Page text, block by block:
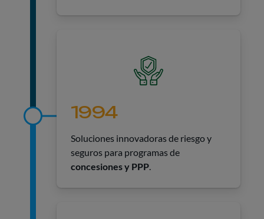
1994
Soluciones innovadoras de riesgo y
seguros para programas de
concesiones y PPP.